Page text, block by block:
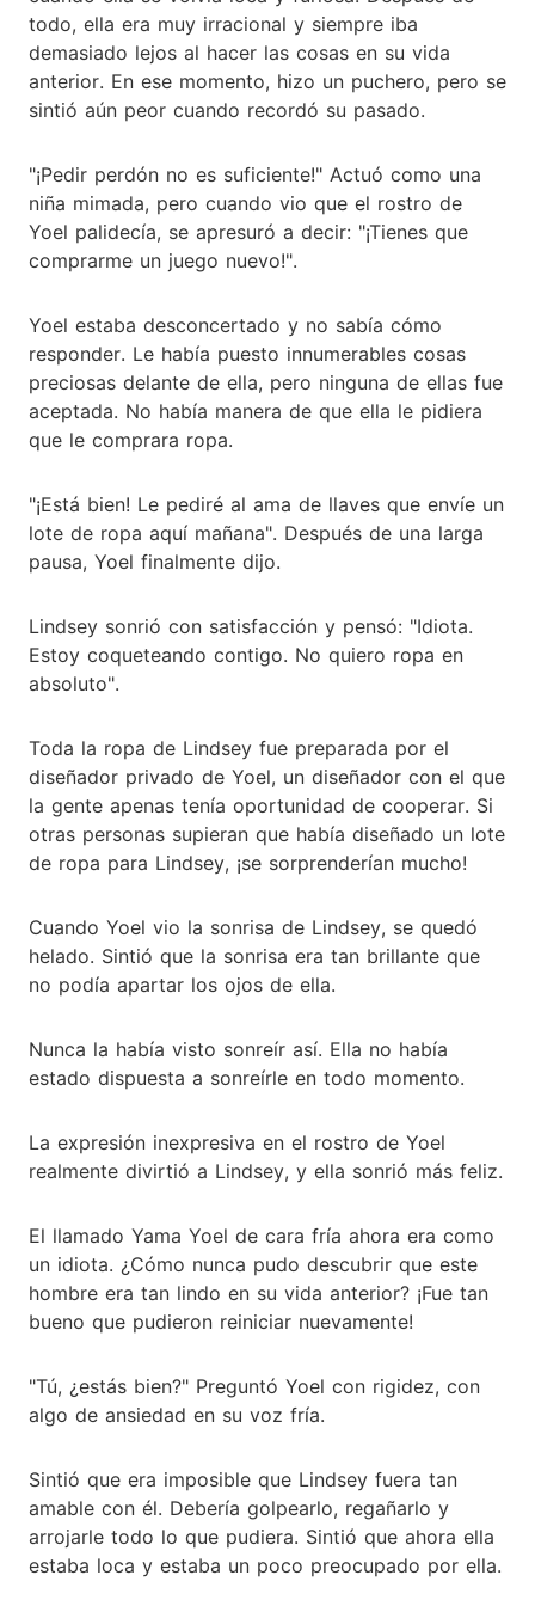
todo, ella era muy irracional y siempre iba
demasiado lejos al hacer las cosas en su vida
anterior. En ese momento, hizo un puchero, pero se
sintió aún peor cuando recordó su pasado.
"¡Pedir perdón no es suficiente!" Actuó como una
niña mimada, pero cuando vio que el rostro de
Yoel palidecía, se apresuró a decir: "¡Tienes que
comprarme un juego nuevo!".
Yoel estaba desconcertado y no sabía cómo
responder. Le había puesto innumerables cosas
preciosas delante de ella, pero ninguna de ellas fue
aceptada. No había manera de que ella le pidiera
que le comprara ropa.
"¡Está bien! Le pediré al ama de llaves que envíe un
lote de ropa aquí mañana". Después de una larga
pausa, Yoel finalmente dijo.
Lindsey sonrió con satisfacción y pensó: "Idiota.
Estoy coqueteando contigo. No quiero ropa en
absoluto".
Toda la ropa de Lindsey fue preparada por el
diseñador privado de Yoel, un diseñador con el que
la gente apenas tenía oportunidad de cooperar. Si
otras personas supieran que había diseñado un lote
de ropa para Lindsey, ¡se sorprenderían mucho!
Cuando Yoel vio la sonrisa de Lindsey, se quedó
helado. Sintió que la sonrisa era tan brillante que
no podía apartar los ojos de ella.
Nunca la había visto sonreír así. Ella no había
estado dispuesta a sonreírle en todo momento.
La expresión inexpresiva en el rostro de Yoel
realmente divirtió a Lindsey, y ella sonrió más feliz.
El llamado Yama Yoel de cara fría ahora era como
un idiota. ¿Cómo nunca pudo descubrir que este
hombre era tan lindo en su vida anterior? ¡Fue tan
bueno que pudieron reiniciar nuevamente!
"Tú, ¿estás bien?" Preguntó Yoel con rigidez, con
algo de ansiedad en su voz fría.
Sintió que era imposible que Lindsey fuera tan
amable con él. Debería golpearlo, regañarlo y
arrojarle todo lo que pudiera. Sintió que ahora ella
estaba loca y estaba un poco preocupado por ella.